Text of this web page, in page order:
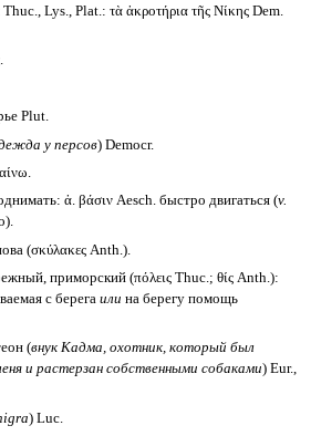
Lys., Plat.: τὰ ἀκροτήρια τῆς Νίκης Dem.
Plut.
у персов) Democr.
ἀ. βάσιν Aesch. быстро двигаться (v.
(σκύλακες Anth.).
приморский (πόλεις Thuc.; θίς Anth.):
с берега или на берегу помощь
(внук Кадма, охотник, который был
и растерзан собственными собаками) Eur.,
) Luc.